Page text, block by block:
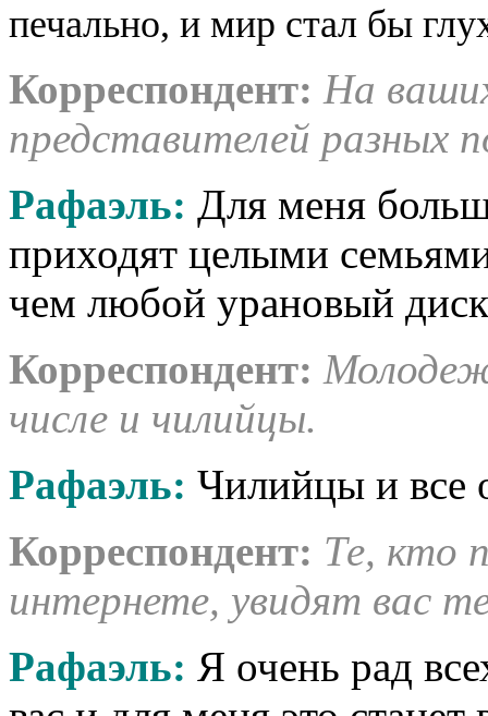
печально, и мир стал бы
Корреспондент: На
представителей разных
Рафаэль: Для меня
приходят целыми
чем любой урановый
Корреспондент:
числе и чилийцы.
Рафаэль: Чилийцы и все
Корреспондент: Те, кто
интернете, увидят вас
Рафаэль: Я очень рад